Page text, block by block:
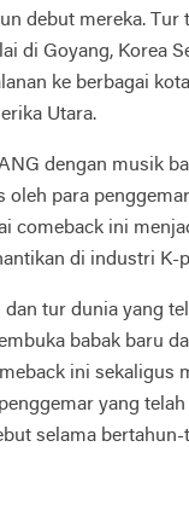
debut mereka. Tur
di Goyang, Korea
ke berbagai
Utara.
dengan musik
oleh para
comeback ini
di industri K-
dan tur dunia yang
babak baru
ini sekaligus
yang
selama bertahun-